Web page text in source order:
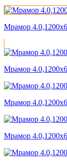
Мрамор
Мрамор
Мрамор
Мрамор